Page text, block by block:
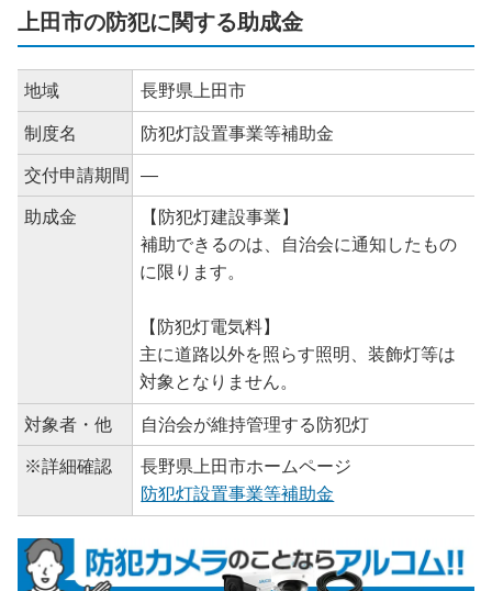
上田市の防犯に関する助成金
地域 長野県上田市
制度名 防犯灯設置事業等補助金
交付申請期間 ―
助成金
【防犯灯建設事業】
補助できるのは、自治会に通知したもの
に限ります。
【防犯灯電気料】
主に道路以外を照らす照明、装飾灯等は
対象となりません。
対象者・他 自治会が維持管理する防犯灯
※詳細確認
長野県上田市ホームページ
防犯灯設置事業等補助金